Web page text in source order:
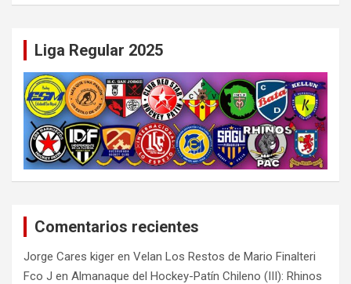
Liga Regular 2025
Comentarios recientes
Jorge Cares kiger en Velan Los Restos de Mario Finalteri
Fco J en Almanaque del Hockey-Patín Chileno (III): Rhinos